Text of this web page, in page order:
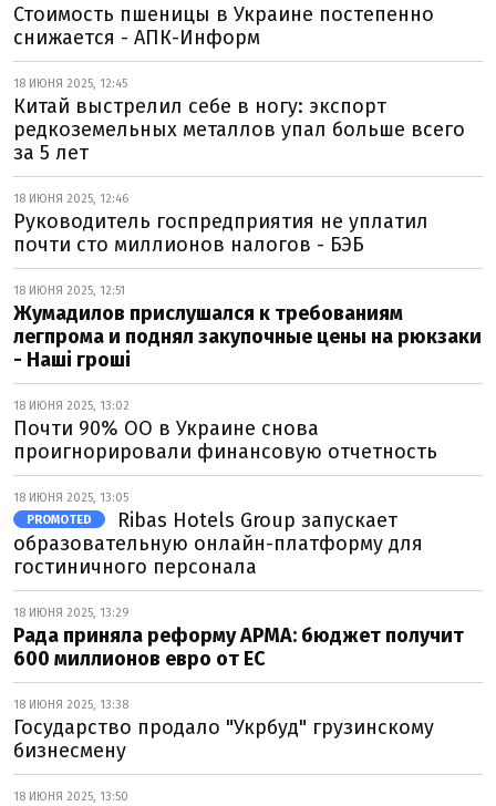
Стоимость пшеницы в Украине постепенно
снижается - АПК-Информ
18 ИЮНЯ 2025, 12:45
Китай выстрелил себе в ногу: экспорт
редкоземельных металлов упал больше всего
за 5 лет
18 ИЮНЯ 2025, 12:46
Руководитель госпредприятия не уплатил
почти сто миллионов налогов - БЭБ
18 ИЮНЯ 2025, 12:51
Жумадилов прислушался к требованиям
легпрома и поднял закупочные цены на рюкзаки
- Наші гроші
18 ИЮНЯ 2025, 13:02
Почти 90% ОО в Украине снова
проигнорировали финансовую отчетность
18 ИЮНЯ 2025, 13:05
PROMOTED
Ribas Hotels Group запускает
образовательную онлайн-платформу для
гостиничного персонала
18 ИЮНЯ 2025, 13:29
Рада приняла реформу АРМА: бюджет получит
600 миллионов евро от ЕС
18 ИЮНЯ 2025, 13:38
Государство продало "Укрбуд" грузинскому
бизнесмену
18 ИЮНЯ 2025, 13:50